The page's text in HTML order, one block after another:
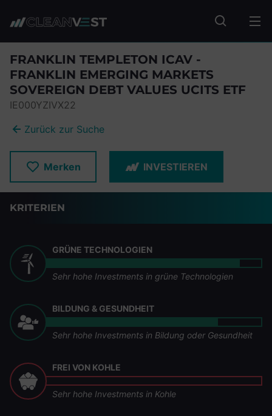
Fonds
FRANKLIN TEMPLETON ICAV -
FRANKLIN EMERGING MARKETS
SOVEREIGN DEBT VALUES UCITS ETF
IE000YZIVX22
Zurück zur Suche
Merken INVESTIEREN
KRITERIEN
GRÜNE TECHNOLOGIEN
Sehr hohe Investments in grüne Technologien
BILDUNG & GESUNDHEIT
Sehr hohe Investments in Bildung oder Gesundheit
FREI VON KOHLE
Sehr hohe Investments in Kohle